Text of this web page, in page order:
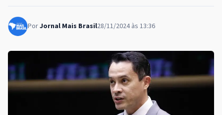
PorJornal Mais Brasil28/11/2024 às 13:36